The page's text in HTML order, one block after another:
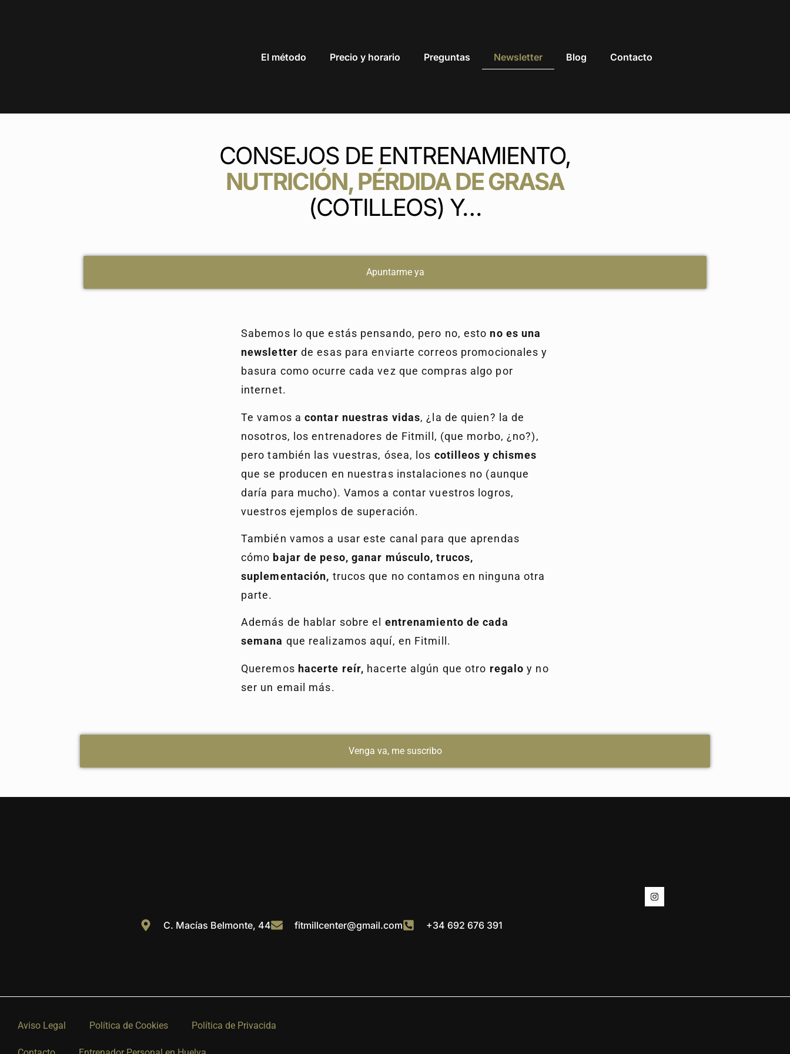
El método Precio y horario Preguntas Newsletter Blog Contacto
CONSEJOS DE ENTRENAMIENTO,
NUTRICIÓN, PÉRDIDA DE GRASA
(COTILLEOS) Y…
Apuntarme ya
Sabemos lo que estás pensando, pero no, esto no es una
newsletter de esas para enviarte correos promocionales y
basura como ocurre cada vez que compras algo por
internet.
Te vamos acontar nuestras vidas, ¿la de quien? la de
nosotros, los entrenadores de Fitmill, (que morbo, ¿no?),
pero también las vuestras, ósea, los cotilleos y chismes
que se producen en nuestras instalaciones no (aunque
daría para mucho). Vamos a contar vuestros logros,
vuestros ejemplos de superación.
También vamos a usar este canal para que aprendas
cómo bajar de peso, ganar músculo, trucos,
suplementación, trucos que no contamos en ninguna otra
parte.
Además de hablar sobre el entrenamiento de cada
semana que realizamos aquí, en Fitmill.
Queremos hacerte reír, hacerte algún que otro regalo y no
ser un email más.
Venga va, me suscribo
C. Macías Belmonte, 44 fitmillcenter@gmail.com +34 692 676 391
Aviso Legal Política de Cookies Política de Privacida